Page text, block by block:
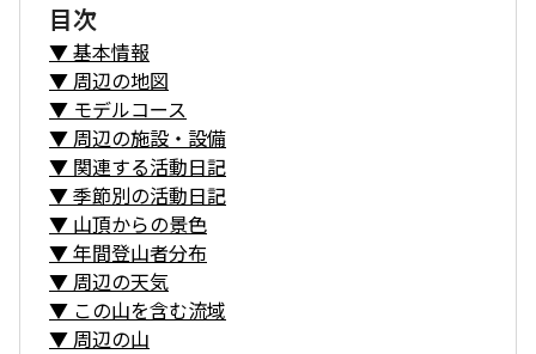
目次
▼基本情報
▼ 周辺の地図
▼ モデルコース
▼ 周辺の施設・設備
▼ 関連する活動日記
▼季節別の活動日記
▼ 山頂からの景色
▼年間登山者分布
▼ 周辺の天気
▼ この山を含む流域
▼ 周辺の山